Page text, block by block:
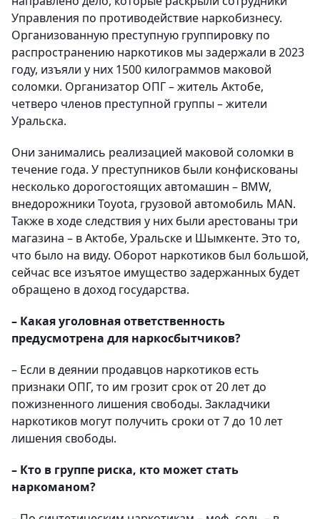
Управления по противодействие наркобизнесу.
Организованную преступную группировку по
распространению наркотиков мы задержали в 2023
году, изъяли у них 1500 килограммов маковой
соломки. Организатор ОПГ – житель Актобе,
четверо членов преступной группы – жители
Уральска.
Они занимались реализацией маковой соломки в
течение года. У преступников были конфискованы
несколько дорогостоящих автомашин – BMW,
внедорожники Toyota, грузовой автомобиль MAN.
Также в ходе следствия у них были арестованы три
магазина – в Актобе, Уральске и Шымкенте. Это то,
что было на виду. Оборот наркотиков был большой,
сейчас все изъятое имущество задержанных будет
обращено в доход государства.
– Какая уголовная ответственность
предусмотрена для наркосбытчиков?
– Если в деянии продавцов наркотиков есть
признаки ОПГ, то им грозит срок от 20 лет до
пожизненного лишения свободы. Закладчики
наркотиков могут получить сроки от 7 до 10 лет
лишения свободы.
– Кто в группе риска, кто может стать
наркоманом?